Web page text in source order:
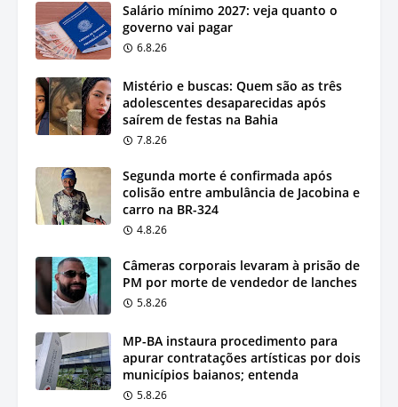
Salário mínimo 2027: veja quanto o
governo vai pagar
6.8.26
Mistério e buscas: Quem são as três
adolescentes desaparecidas após
saírem de festas na Bahia
7.8.26
Segunda morte é confirmada após
colisão entre ambulância de Jacobina e
carro na BR-324
4.8.26
Câmeras corporais levaram à prisão de
PM por morte de vendedor de lanches
5.8.26
MP-BA instaura procedimento para
apurar contratações artísticas por dois
municípios baianos; entenda
5.8.26